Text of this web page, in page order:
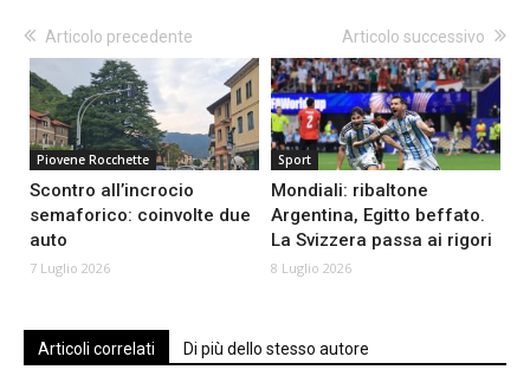
Articolo precedente
Piovene Rocchette
Scontro all’incrocio
semaforico: coinvolte due
auto
7 Luglio 2026
Articolo successivo
Sport
Mondiali: ribaltone
Argentina, Egitto beffato.
La Svizzera passa ai rigori
8 Luglio 2026
Articoli correlati Di più dello stesso autore